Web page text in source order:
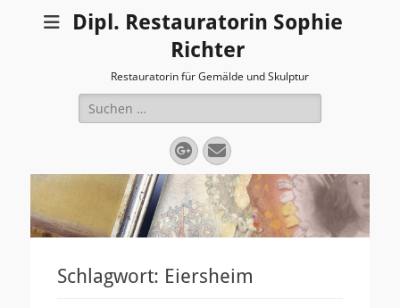
Dipl. Restauratorin Sophie
Richter
Restauratorin für Gemälde und Skulptur
Suchen
nach:
Googleplus
E-
Mail
Schlagwort: Eiersheim